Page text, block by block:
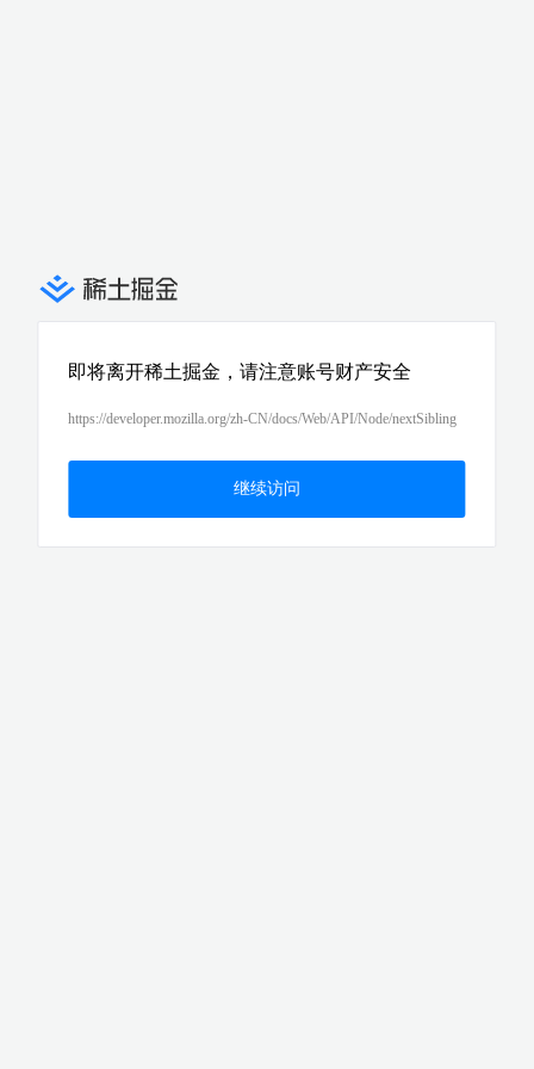
即将离开稀土掘金，请注意账号财产安全
https://developer.mozilla.org/zh-CN/docs/Web/API/Node/nextSibling
继续访问